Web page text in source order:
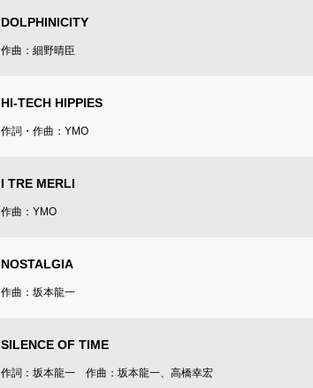
DOLPHINICITY
作曲：細野晴臣
HI-TECH HIPPIES
作詞・作曲：YMO
I TRE MERLI
作曲：YMO
NOSTALGIA
作曲：坂本龍一
SILENCE OF TIME
作詞：坂本龍一 作曲：坂本龍一、高橋幸宏